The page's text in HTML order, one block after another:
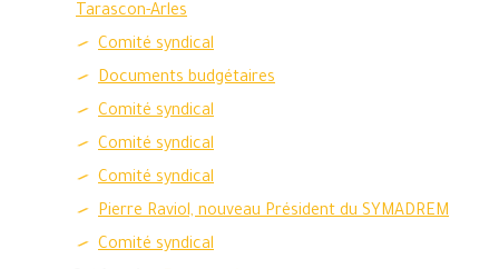
Tarascon-Arles
Comité syndical
Documents budgétaires
Comité syndical
Comité syndical
Comité syndical
Pierre Raviol, nouveau Président du SYMADREM
Comité syndical